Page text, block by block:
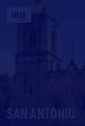
VILLE
SAN ANTONIO